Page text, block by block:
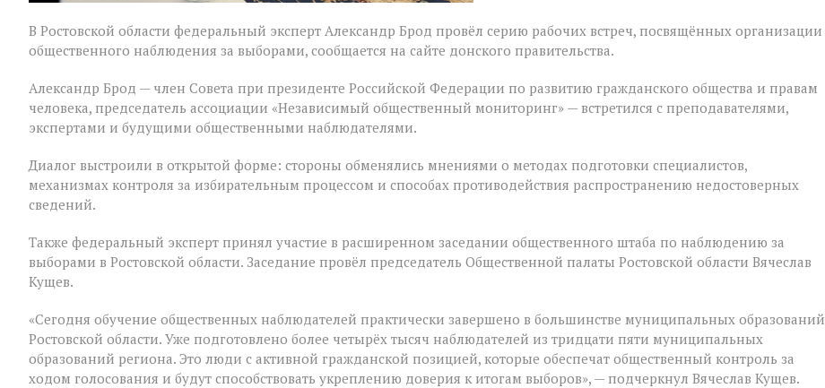
В Ростовской области федеральный эксперт Александр Брод провёл серию рабочих встреч, посвящённых организации
общественного наблюдения за выборами, сообщается на сайте донского правительства.
Александр Брод — член Совета при президенте Российской Федерации по развитию гражданского общества и правам
человека, председатель ассоциации «Независимый общественный мониторинг» — встретился с преподавателями,
экспертами и будущими общественными наблюдателями.
Диалог выстроили в открытой форме: стороны обменялись мнениями о методах подготовки специалистов,
механизмах контроля за избирательным процессом и способах противодействия распространению недостоверных
сведений.
Также федеральный эксперт принял участие в расширенном заседании общественного штаба по наблюдению за
выборами в Ростовской области. Заседание провёл председатель Общественной палаты Ростовской области Вячеслав
Кущев.
«Сегодня обучение общественных наблюдателей практически завершено в большинстве муниципальных образований
Ростовской области. Уже подготовлено более четырёх тысяч наблюдателей из тридцати пяти муниципальных
образований региона. Это люди с активной гражданской позицией, которые обеспечат общественный контроль за
ходом голосования и будут способствовать укреплению доверия к итогам выборов», — подчеркнул Вячеслав Кущев.